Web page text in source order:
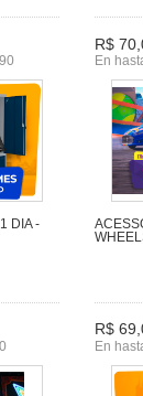
R$
En
DIA -
R$
En